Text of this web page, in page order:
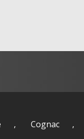
, Cognac ,